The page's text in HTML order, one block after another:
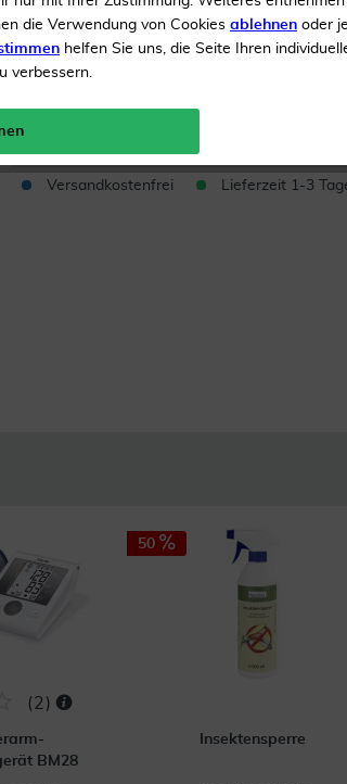
Manschette
Inhalt 1 Stück
Versandkostenfrei Lieferzeit 1-3
(2 )
BM28
50
Insektensperre
die Verwendung von Cookies ablehnen oder
helfen Sie uns, die Seite Ihren
verbessern.